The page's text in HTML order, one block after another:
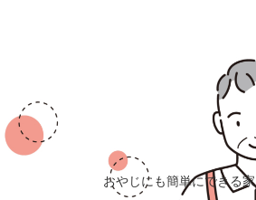
おやじにも簡単にできる